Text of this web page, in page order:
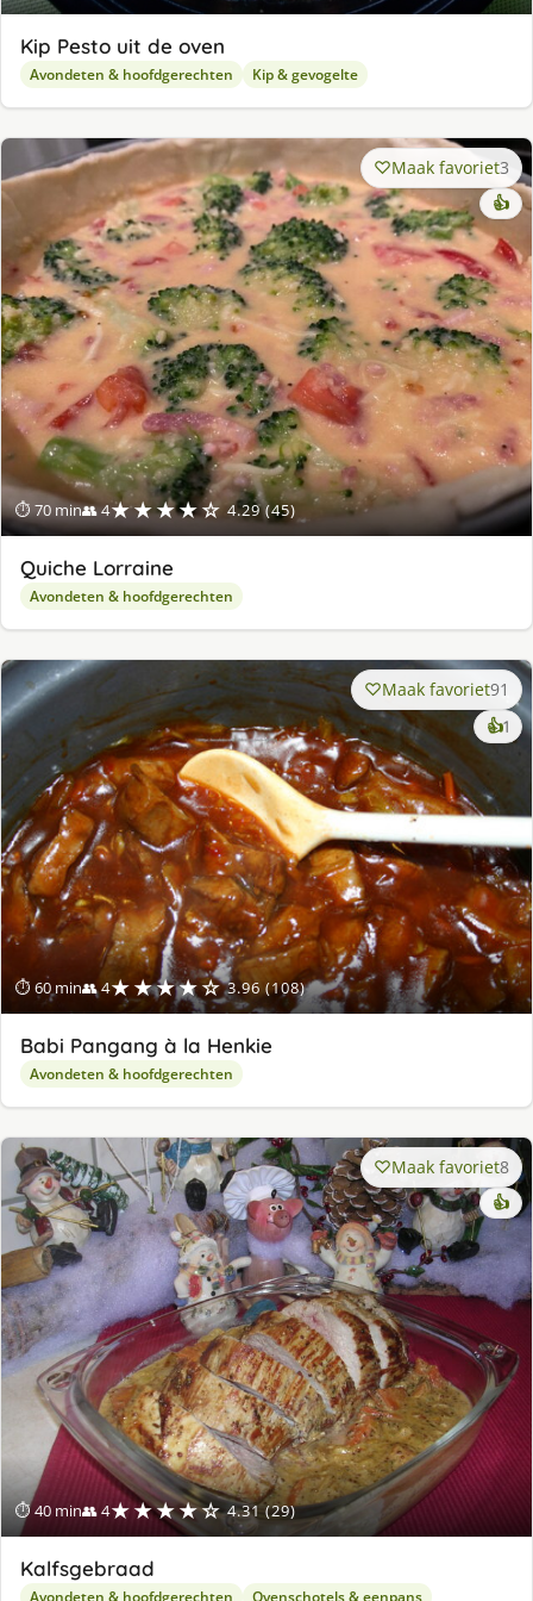
Kip Pesto uit de oven
Avondeten & hoofdgerechten Kip & gevogelte
⏱ 70 min👥 4★★★★☆ 4.29 (45)
Maak favoriet3
👍
Quiche Lorraine
Avondeten & hoofdgerechten
⏱ 60 min👥 4★★★★☆ 3.96 (108)
Maak favoriet91
👍1
Babi Pangang à la Henkie
Avondeten & hoofdgerechten
⏱ 40 min👥 4★★★★☆ 4.31 (29)
Maak favoriet8
👍
Kalfsgebraad
Avondeten & hoofdgerechten Ovenschotels & eenpans